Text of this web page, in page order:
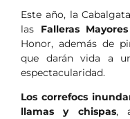
Este año, la
las Falleras
Honor, además de
que darán vida a
espectacularidad.
Los correfocs
llamas y chispas,